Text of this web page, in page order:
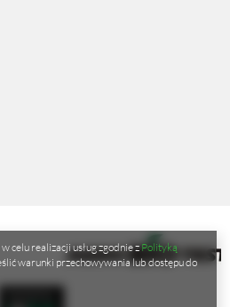
celu realizacji usług zgodnie zPolityką
warunki przechowywania lub dostępu do